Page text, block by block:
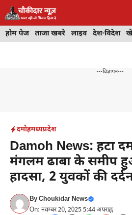
Skip
to
content
होम पेज ताजा खबरे लाइव देश-विदेश
---विज्ञापन---
दमोहमध्यप्रदेश
Damoh News: हटा
मंगलम ढाबा के समीप
हादसा, 2 युवकों की
ByChoukidar News
On: नवम्बर 20, 2025 5:44 अपराह्न